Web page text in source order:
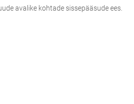
avalike kohtade sissepääsude ees.